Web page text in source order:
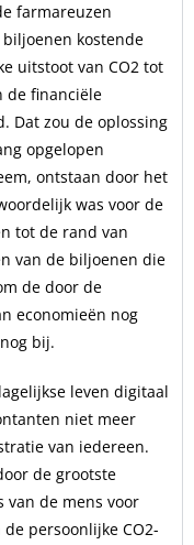
farmareuzen
kostende
uitstoot van CO2 tot
de financiële
Dat zou de oplossing
opgelopen
ontstaan door het
was voor de
tot de rand van
van de biljoenen die
de door de
economieën nog
bij.
leven digitaal
niet meer
van iedereen.
de grootste
van de mens voor
persoonlijke CO2-